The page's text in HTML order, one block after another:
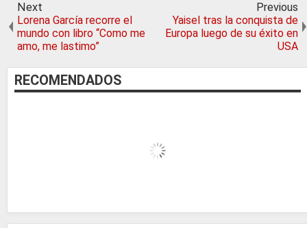
Next
Lorena García recorre el
mundo con libro “Como me
amo, me lastimo”
Previous
Yaisel tras la conquista de
Europa luego de su éxito en
USA
RECOMENDADOS